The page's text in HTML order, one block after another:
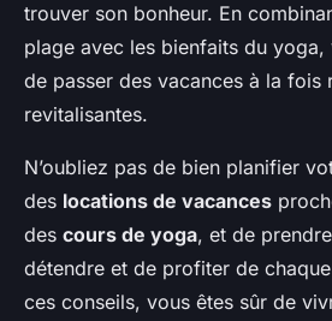
trouver son bonheur. En
plage avec les bienfaits du yoga,
de passer des vacances à la fois
revitalisantes.
N’oubliez pas de bien planifier
des locations de vacances
des cours de yoga, et de
détendre et de profiter de
ces conseils, vous êtes sûr de